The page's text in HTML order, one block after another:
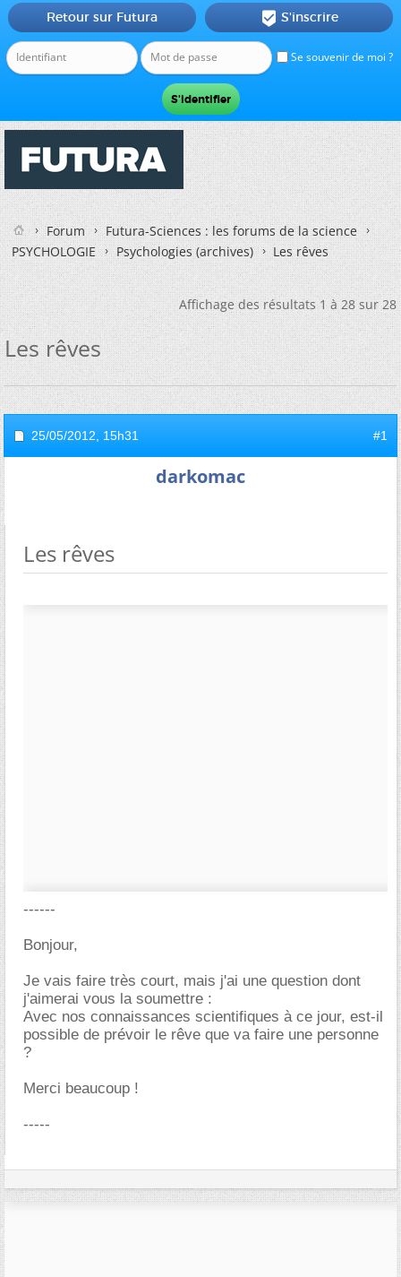
Se souvenir de moi ?
Retour sur Futura  S'inscrire
Forum
Futura-Sciences : les forums de la science
PSYCHOLOGIE
Psychologies (archives) Les rêves
Affichage des résultats 1 à 28 sur 28
Les rêves
25/05/2012, 15h31 #1
darkomac
Les rêves
------
Bonjour,
Je vais faire très court, mais j'ai une question dont
j'aimerai vous la soumettre :
Avec nos connaissances scientifiques à ce jour, est-il
possible de prévoir le rêve que va faire une personne
?
Merci beaucoup !
-----